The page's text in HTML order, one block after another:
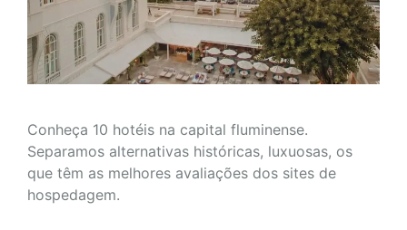
Conheça 10 hotéis na capital fluminense.
Separamos alternativas históricas, luxuosas, os
que têm as melhores avaliações dos sites de
hospedagem.